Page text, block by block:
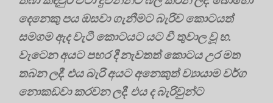
දෙනෙකු පය ඔසවා ගැනීමට බැරිව කොටයත්
සමගම ඇද වැටී කොටයට යට වී තුවාල වූ හ.
වැටෙන අයට පහර දී නැවතත් කොටය උර මත
තබන ලදී. එය බැරි අයට අනෙකුත් ව්‍යායාම වර්ග
නොකඩවා කරවන ලදී. එය ද බැරිවුන්ට